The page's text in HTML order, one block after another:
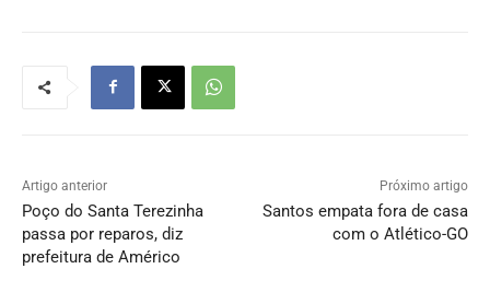
Artigo anterior
Poço do Santa Terezinha
passa por reparos, diz
prefeitura de Américo
Próximo artigo
Santos empata fora de casa
com o Atlético-GO